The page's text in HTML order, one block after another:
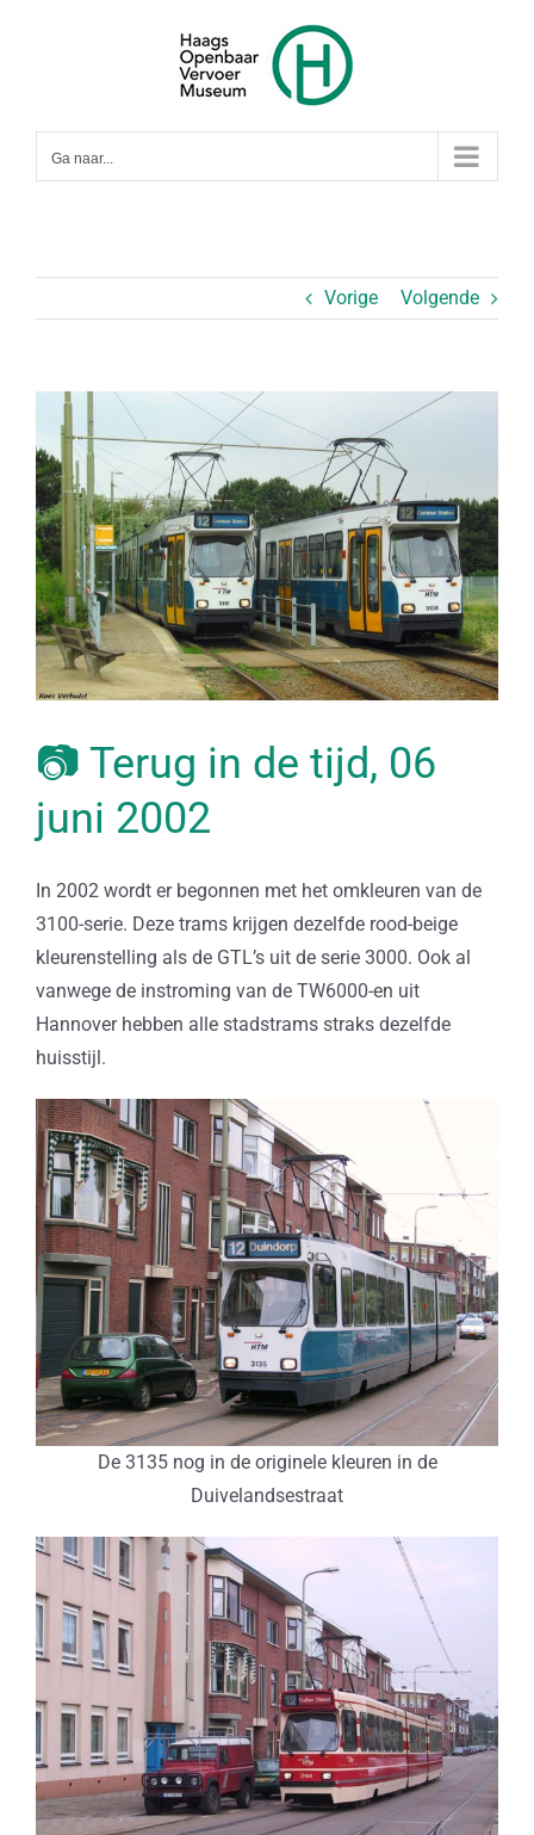
Ga naar...
Vorige Volgende
Bekijk
grotere
afbeelding
📷 Terug in de tijd, 06
juni 2002
In 2002 wordt er begonnen met het omkleuren van de
3100-serie. Deze trams krijgen dezelfde rood-beige
kleurenstelling als de GTL’s uit de serie 3000. Ook al
vanwege de instroming van de TW6000-en uit
Hannover hebben alle stadstrams straks dezelfde
huisstijl.
De 3135 nog in de originele kleuren in de
Duivelandsestraat